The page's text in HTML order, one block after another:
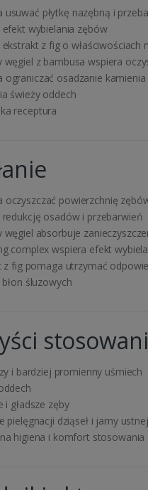
płytkę nazębną i
wybielania zębów
z fig o właściwościach
z bambusa wspiera
osadzanie kamienia
świeży oddech
receptura
powierzchnię
osadów i przebarwień
absorbuje
complex wspiera efekt
fig pomaga utrzymać
śluzowych
i bardziej promienny uśmiech
gładsze zęby
pielęgnacji dziąseł i jamy ustnej
higiena i komfort stosowania